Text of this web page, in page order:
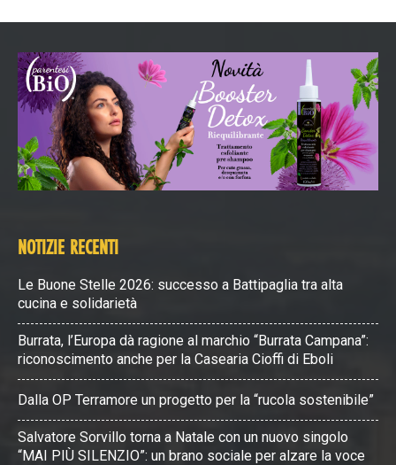
NOTIZIE RECENTI
Le Buone Stelle 2026: successo a Battipaglia tra alta
cucina e solidarietà
Burrata, l’Europa dà ragione al marchio “Burrata Campana”:
riconoscimento anche per la Casearia Cioffi di Eboli
Dalla OP Terramore un progetto per la “rucola sostenibile”
Salvatore Sorvillo torna a Natale con un nuovo singolo
“MAI PIÙ SILENZIO”: un brano sociale per alzare la voce